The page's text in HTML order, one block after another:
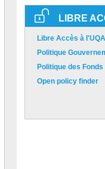
LIBRE
Libre Accès à
Politique
Politique des
Open policy finder